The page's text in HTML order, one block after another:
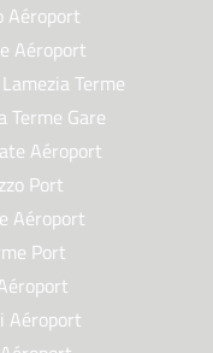
Aéroport
Aéroport
Terme
Terme Gare
Aéroport
Port
Aéroport
Port
Aéroport